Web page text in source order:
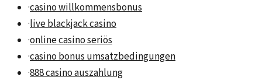
·casino willkommensbonus
·live blackjack casino
·online casino seriös
·casino bonus umsatzbedingungen
·888 casino auszahlung